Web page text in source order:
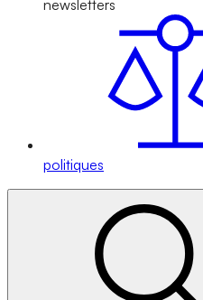
newsletters
politiques